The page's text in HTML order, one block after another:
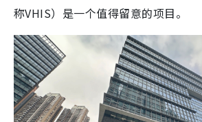
称VHIS）是一个值得留意的项目。